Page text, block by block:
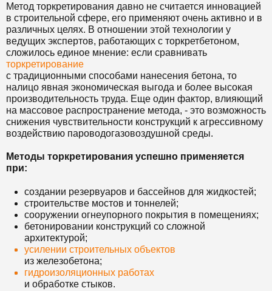
Метод торкретирования давно не считается инновацией
в строительной сфере, его применяют очень активно и в
различных целях. В отношении этой технологии у
ведущих экспертов, работающих с торкретбетоном,
сложилось единое мнение: если сравнивать
торкретирование
с традиционными способами нанесения бетона, то
налицо явная экономическая выгода и более высокая
производительность труда. Еще один фактор, влияющий
на массовое распространение метода, - это возможность
снижения чувствительности конструкций к агрессивному
воздействию пароводогазовоздушной среды.
Методы торкретирования успешно применяется
при:
создании резервуаров и бассейнов для жидкостей;
строительстве мостов и тоннелей;
сооружении огнеупорного покрытия в помещениях;
бетонировании конструкций со сложной
архитектурой;
усилении строительных объектов
из железобетона;
гидроизоляционных работах
и обработке стыков.